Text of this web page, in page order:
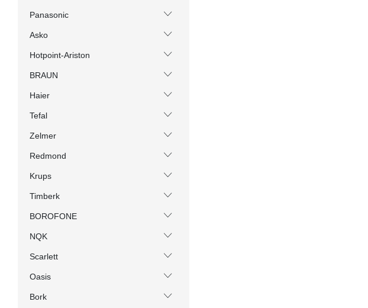
Panasonic
Asko
Hotpoint-Ariston
BRAUN
Haier
Tefal
Zelmer
Redmond
Krups
Timberk
BOROFONE
NQK
Scarlett
Oasis
Bork